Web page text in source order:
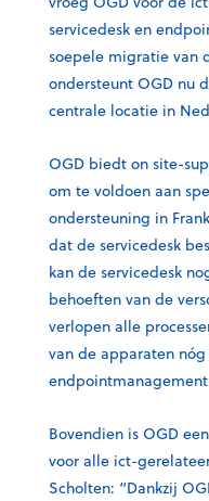
servicedesk en
soepele migratie van
ondersteunt OGD nu
centrale locatie in
OGD biedt on site-
om te voldoen aan
ondersteuning in
dat de servicedesk
kan de servicedesk
behoeften van de
verlopen alle
van de apparaten
Bovendien is OGD
voor alle ict-
Scholten: “Dankzij